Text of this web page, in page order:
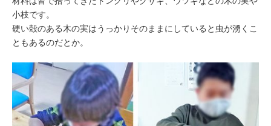
小枝です。
硬い殻のある木の実はうっかりそのままにしていると虫が湧くこ
ともあるのだとか。